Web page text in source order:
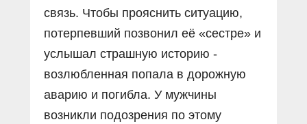
связь. Чтобы прояснить ситуацию,
потерпевший позвонил её «сестре» и
услышал страшную историю -
возлюбленная попала в дорожную
аварию и погибла. У мужчины
возникли подозрения по этому